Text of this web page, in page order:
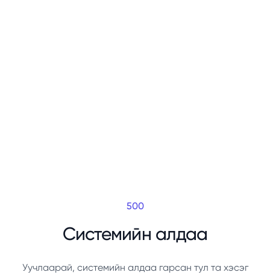
500
Системийн алдаа
Уучлаарай, системийн алдаа гарсан тул та хэсэг